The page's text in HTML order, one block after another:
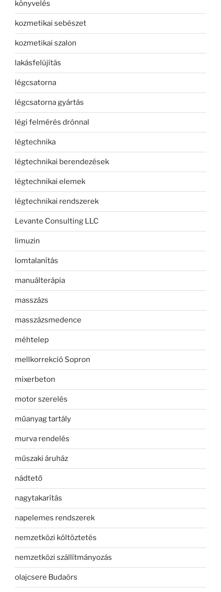
könyvelés
kozmetikai sebészet
kozmetikai szalon
lakásfelújítás
légcsatorna
légcsatorna gyártás
légi felmérés drónnal
légtechnika
légtechnikai berendezések
légtechnikai elemek
légtechnikai rendszerek
Levante Consulting LLC
limuzin
lomtalanítás
manuálterápia
masszázs
masszázsmedence
méhtelep
mellkorrekció Sopron
mixerbeton
motor szerelés
műanyag tartály
murva rendelés
műszaki áruház
nádtető
nagytakarítás
napelemes rendszerek
nemzetközi költöztetés
nemzetközi szállítmányozás
olajcsere Budaörs